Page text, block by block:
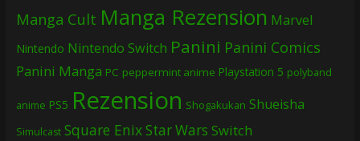
Manga Cult Manga Rezension Marvel
Nintendo Nintendo Switch Panini Panini Comics
Panini Manga PC peppermint anime Playstation 5 polyband
anime PS5 Rezension Shogakukan Shueisha
Simulcast Square EnixStar Wars Switch